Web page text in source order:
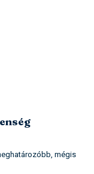
mégis